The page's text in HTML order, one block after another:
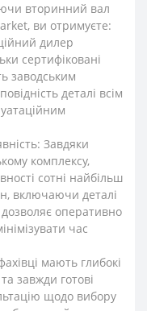
вторинний вал
ви отримуєте:
дилер
сертифіковані
заводським
деталі всім
Завдяки
комплексу,
сотні найбільш
включаючи деталі
оперативно
час
мають глибокі
завжди готові
щодо вибору